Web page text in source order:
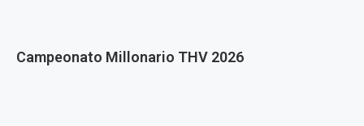
Campeonato Millonario THV 2026